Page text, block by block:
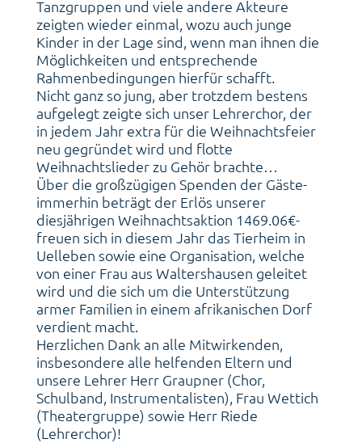
Tanzgruppen und viele andere Akteure
zeigten wieder einmal, wozu auch junge
Kinder in der Lage sind, wenn man ihnen die
Möglichkeiten und entsprechende
Rahmenbedingungen hierfür schafft.
Nicht ganz so jung, aber trotzdem bestens
aufgelegt zeigte sich unser Lehrerchor, der
in jedem Jahr extra für die Weihnachtsfeier
neu gegründet wird und flotte
Weihnachtslieder zu Gehör brachte…
Über die großzügigen Spenden der Gäste-
immerhin beträgt der Erlös unserer
diesjährigen Weihnachtsaktion 1469.06€-
freuen sich in diesem Jahr das Tierheim in
Uelleben sowie eine Organisation, welche
von einer Frau aus Waltershausen geleitet
wird und die sich um die Unterstützung
armer Familien in einem afrikanischen Dorf
verdient macht.
Herzlichen Dank an alle Mitwirkenden,
insbesondere alle helfenden Eltern und
unsere Lehrer Herr Graupner (Chor,
Schulband, Instrumentalisten), Frau Wettich
(Theatergruppe) sowie Herr Riede
(Lehrerchor)!